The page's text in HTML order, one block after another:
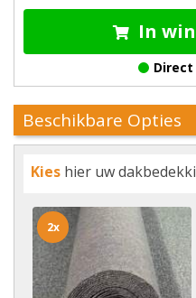
In
Beschikbare Opties
Kies hier uw
2x